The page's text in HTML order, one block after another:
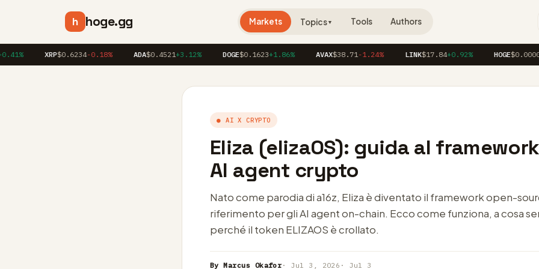
h hoge.gg Markets Topics▼ Tools Authors
$0.6234 -0.18% $0.4521 +3.12% $0.1623 +1.86% $38.71-1.24% $17.84+0.92% $0.00004120
● AI X CRYPTO
Eliza (elizaOS): guida al
AI agent crypto
Nato come parodia di a16z, Eliza è diventato il framework open-
riferimento per gli AI agent on-chain. Ecco come funziona, a cosa
perché il token ELIZAOS è crollato.
By Marcus Okafor · Jul 3, 2026 · Jul 3